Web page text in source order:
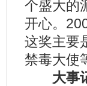
个盛大的
开心。
这奖主要
禁毒大使
大事